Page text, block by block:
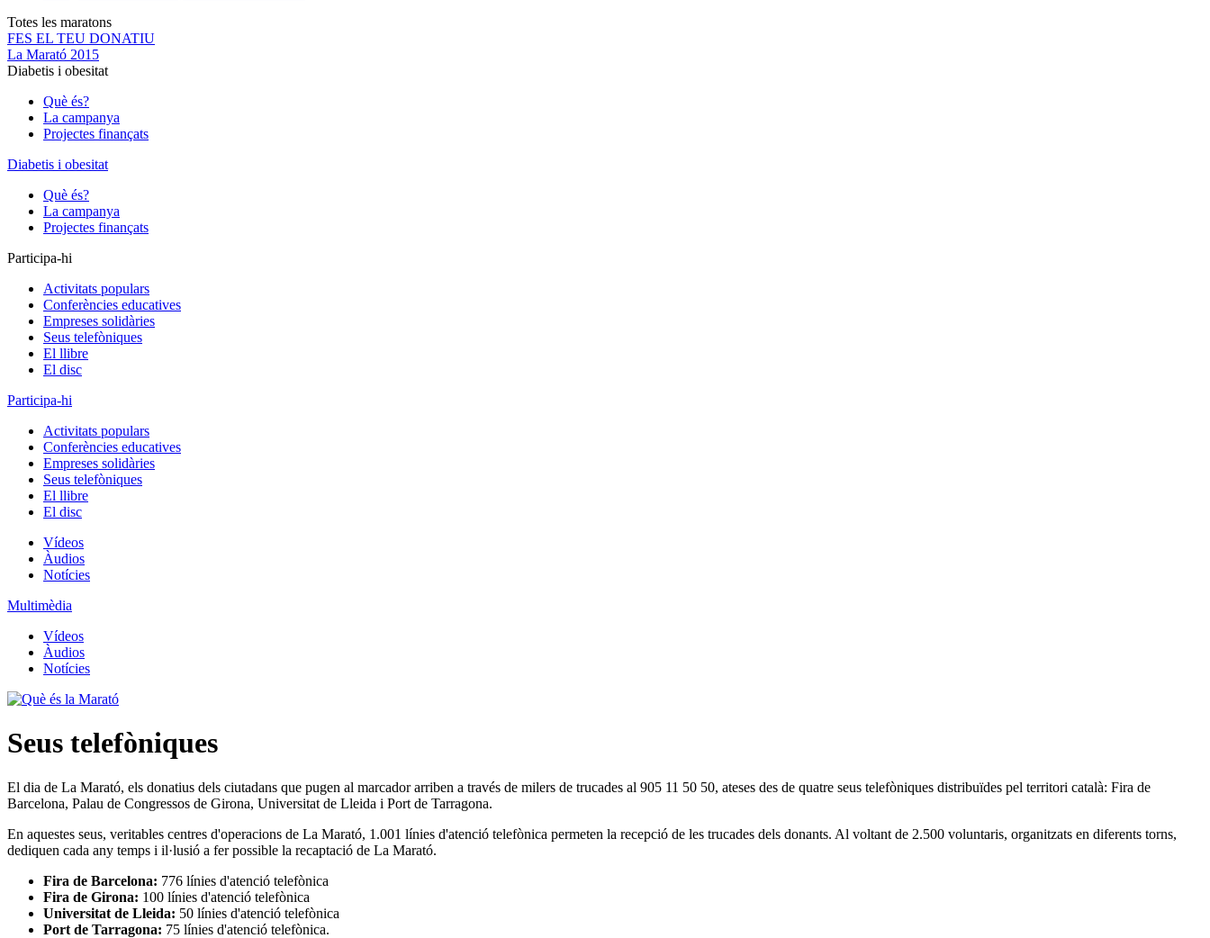
Totes les maratons
FES EL TEU DONATIU
La Marató 2015
Diabetis i obesitat
Què és?
La campanya
Projectes finançats
Diabetis i obesitat
Què és?
La campanya
Projectes finançats
Participa-hi
Activitats populars
Conferències educatives
Empreses solidàries
Seus telefòniques
El llibre
El disc
Participa-hi
Activitats populars
Conferències educatives
Empreses solidàries
Seus telefòniques
El llibre
El disc
Vídeos
Àudios
Notícies
Multimèdia
Vídeos
Àudios
Notícies
Seus telefòniques
El dia de La Marató, els donatius dels ciutadans que pugen al marcador arriben a través de milers de trucades al 905 11 50 50, ateses des de quatre seus telefòniques distribuïdes pel territori català: Fira de
Barcelona, Palau de Congressos de Girona, Universitat de Lleida i Port de Tarragona.
En aquestes seus, veritables centres d'operacions de La Marató, 1.001 línies d'atenció telefònica permeten la recepció de les trucades dels donants. Al voltant de 2.500 voluntaris, organitzats en diferents torns,
dediquen cada any temps i il·lusió a fer possible la recaptació de La Marató.
Fira de Barcelona: 776 línies d'atenció telefònica
Fira de Girona: 100 línies d'atenció telefònica
Universitat de Lleida: 50 línies d'atenció telefònica
Port de Tarragona: 75 línies d'atenció telefònica.